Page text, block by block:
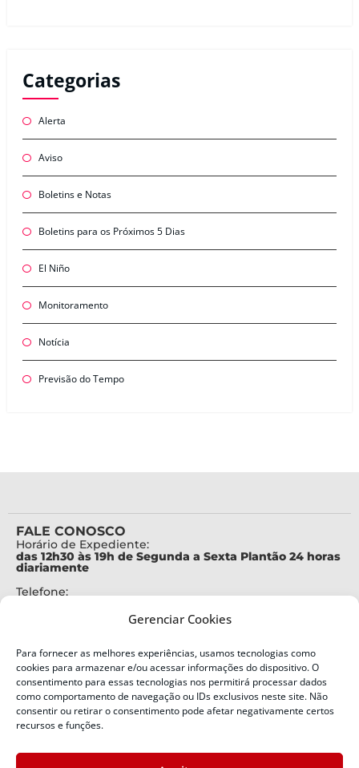
Gerenciar Cookies
Para fornecer as melhores experiências, usamos tecnologias como
cookies para armazenar e/ou acessar informações do dispositivo. O
consentimento para essas tecnologias nos permitirá processar dados
como comportamento de navegação ou IDs exclusivos neste site. Não
consentir ou retirar o consentimento pode afetar negativamente certos
recursos e funções.
Categorias
Alerta
Aviso
Boletins e Notas
Boletins para os Próximos 5 Dias
El Niño
Monitoramento
Notícia
Previsão do Tempo
FALE CONOSCO
Horário de Expediente:
das 12h30 às 19h de Segunda a Sexta Plantão 24 horas
diariamente
Telefone:
Alertas Defesa Civil:
SMS 40199
ENDEREÇO
Defesa Civil do Estado de Santa Catarina
Bairro: